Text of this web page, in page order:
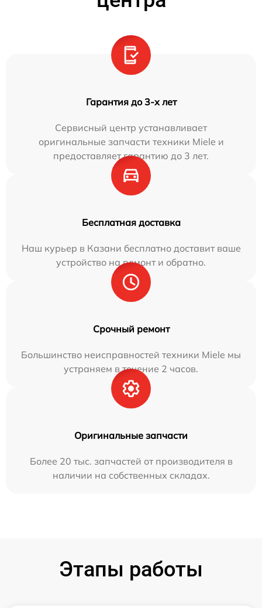
Гарантия до 3-х лет
Сервисный центр устанавливает
оригинальные запчасти техники Miele и
предоставляет гарантию до 3 лет.
Бесплатная доставка
Наш курьер в Казани бесплатно доставит ваше
устройство на ремонт и обратно.
Срочный ремонт
Большинство неисправностей техники Miele мы
устраняем в течение 2 часов.
Оригинальные запчасти
Более 20 тыс. запчастей от производителя в
наличии на собственных складах.
Этапы работы